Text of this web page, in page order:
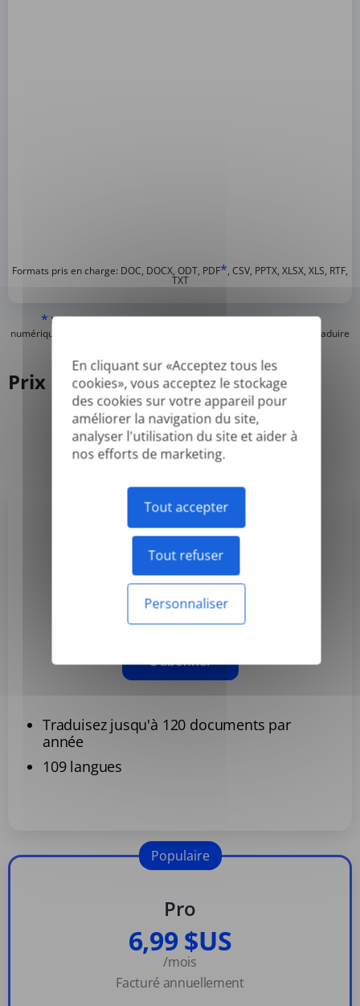
En cliquant sur «Acceptez tous les
cookies», vous acceptez le stockage
des cookies sur votre appareil pour
améliorer la navigation du site,
analyser l'utilisation du site et aider à
nos efforts de marketing.
Tout accepter
Tout refuser
Personnaliser
Formats pris en charge: DOC, DOCX, ODT, PDF*, CSV, PPTX, XLSX, XLS, RTF,
TXT
* Nous ne pouvons traduire que les PDF « normaux » ou créés
numériquement et les PDF consultables, mais nous ne pouvons pas traduire
Prix
Mensuel Annuel -50%
Basic
3,99 $US
S'abonner
Traduisez jusqu'à 120 documents par
année
109 langues
Pro
6,99 $US
/mois
Facturé annuellement
Populaire